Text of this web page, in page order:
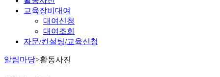
교육장비대여
대여신청
대여조회
자문/컨설팅/교육신청
알림마당>활동사진